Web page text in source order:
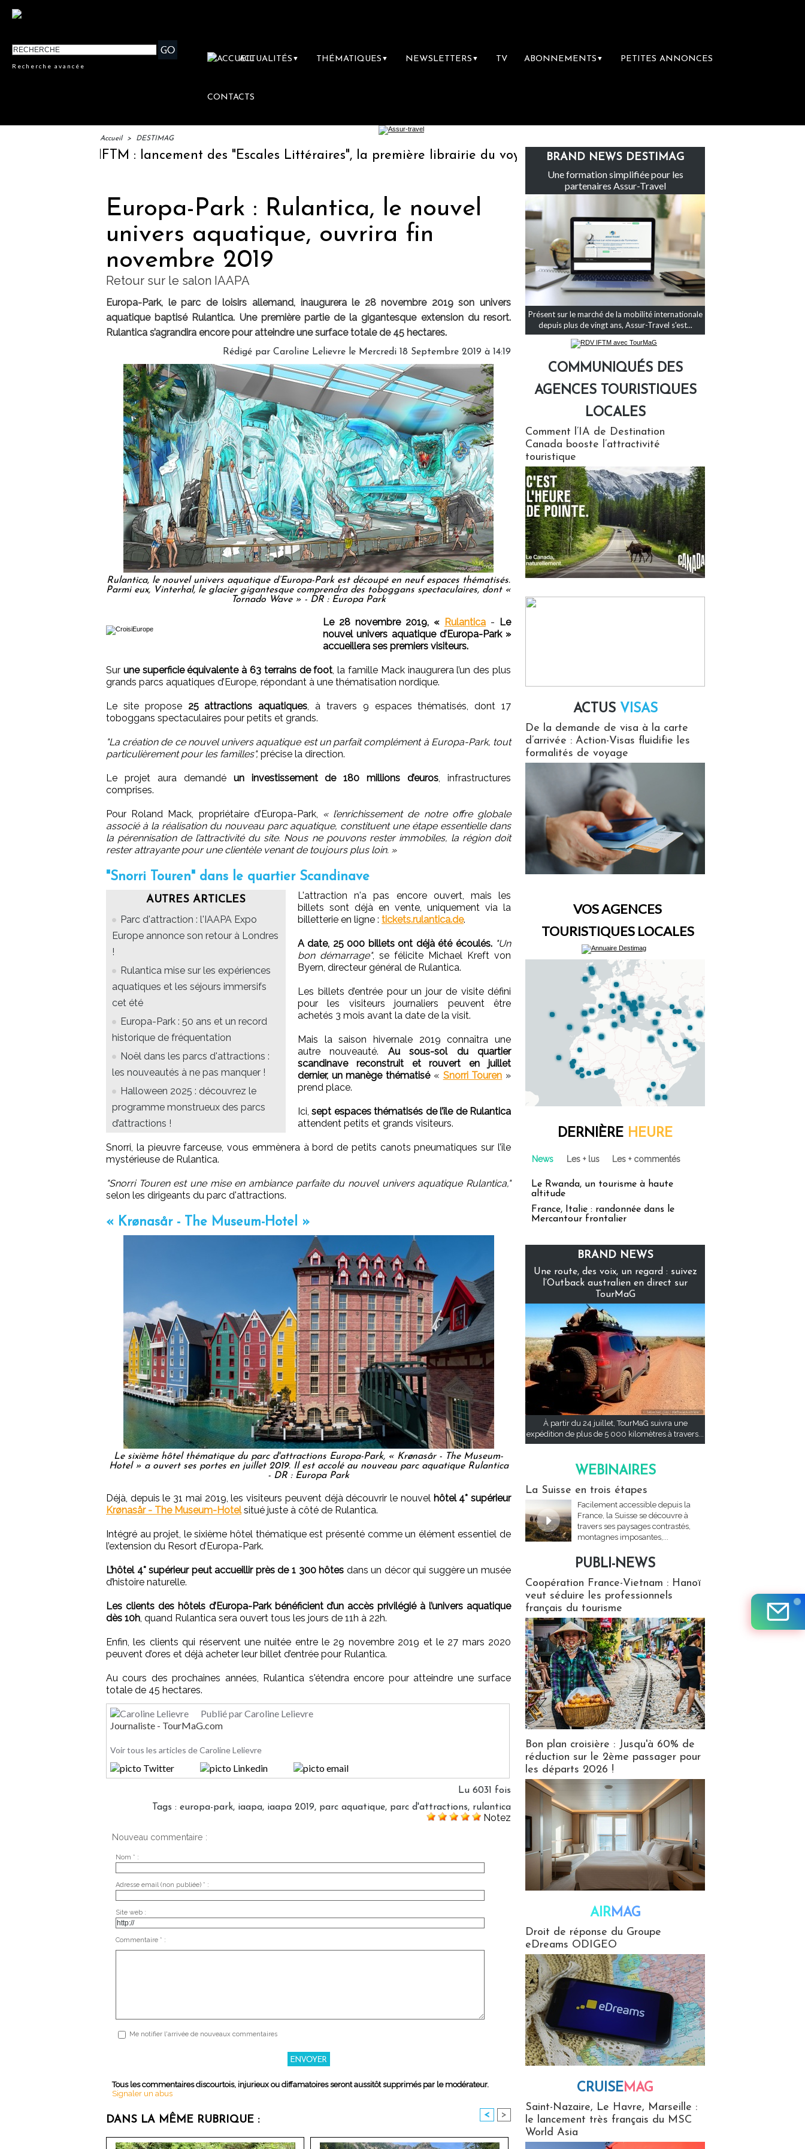
Recherche avancée
ACTUALITÉS ▼ THÉMATIQUES ▼ NEWSLETTERS ▼ TV ABONNEMENTS ▼ PETITES ANNONCES
CONTACTS
Accueil > DESTIMAG
IFTM : lancement des "Escales Littéraires", la première librairie du voyage Le groupe Sainte-Claire rachète Eden Tour
Europa-Park : Rulantica, le nouvel
univers aquatique, ouvrira fin
novembre 2019
Retour sur le salon IAAPA
Europa-Park, le parc de loisirs allemand, inaugurera le 28 novembre 2019 son univers
aquatique baptisé Rulantica. Une première partie de la gigantesque extension du resort.
Rulantica s’agrandira encore pour atteindre une surface totale de 45 hectares.
Rédigé par Caroline Lelievre le Mercredi 18 Septembre 2019 à 14:19
Rulantica, le nouvel univers aquatique d’Europa-Park est découpé en neuf espaces thématisés.
Parmi eux, Vinterhal, le glacier gigantesque comprendra des toboggans spectaculaires, dont «
Tornado Wave » - DR : Europa Park
Le 28 novembre 2019, « Rulantica - Le
nouvel univers aquatique d’Europa-Park »
accueillera ses premiers visiteurs.
Sur une superficie équivalente à 63 terrains de foot, la famille Mack inaugurera l’un des plus
grands parcs aquatiques d’Europe, répondant à une thématisation nordique.
Le site propose 25 attractions aquatiques, à travers 9 espaces thématisés, dont 17
toboggans spectaculaires pour petits et grands.
"La création de ce nouvel univers aquatique est un parfait complément à Europa-Park, tout
particulièrement pour les familles", précise la direction.
Le projet aura demandé un investissement de 180 millions d’euros, infrastructures
comprises.
Pour Roland Mack, propriétaire d’Europa-Park, « l’enrichissement de notre offre globale
associé à la réalisation du nouveau parc aquatique, constituent une étape essentielle dans
la pérennisation de l’attractivité du site. Nous ne pouvons rester immobiles, la région doit
rester attrayante pour une clientèle venant de toujours plus loin. »
"Snorri Touren" dans le quartier Scandinave
AUTRES ARTICLES
Parc d'attraction : l'IAAPA Expo
Europe annonce son retour à Londres
!
Rulantica mise sur les expériences
aquatiques et les séjours immersifs
cet été
Europa-Park : 50 ans et un record
historique de fréquentation
Noël dans les parcs d'attractions :
les nouveautés à ne pas manquer !
Halloween 2025 : découvrez le
programme monstrueux des parcs
d’attractions !
L'attraction n'a pas encore ouvert, mais les
billets sont déjà en vente, uniquement via la
billetterie en ligne : tickets.rulantica.de.
A date, 25 000 billets ont déjà été écoulés. "Un
bon démarrage", se félicite Michael Kreft von
Byern, directeur général de Rulantica.
Les billets d’entrée pour un jour de visite défini
pour les visiteurs journaliers peuvent être
achetés 3 mois avant la date de la visit.
Mais la saison hivernale 2019 connaîtra une
autre nouveauté. Au sous-sol du quartier
scandinave reconstruit et rouvert en juillet
dernier, un manège thématisé« Snorri Touren »
prend place.
Ici,sept espaces thématisés de l’île de Rulantica
attendent petits et grands visiteurs.
Snorri, la pieuvre farceuse, vous emmènera à bord de petits canots pneumatiques sur l’île
mystérieuse de Rulantica.
"Snorri Touren est une mise en ambiance parfaite du nouvel univers aquatique Rulantica,"
selon les dirigeants du parc d'attractions.
« Krønasår - The Museum-Hotel »
Le sixième hôtel thématique du parc d'attractions Europa-Park, « Krønasår - The Museum-
Hotel » a ouvert ses portes en juillet 2019. Il est accolé au nouveau parc aquatique Rulantica
- DR : Europa Park
Déjà, depuis le 31 mai 2019, les visiteurs peuvent déjà découvrir le nouvel hôtel 4* supérieur
Krønasår - The Museum-Hotelsitué juste à côté de Rulantica.
Intégré au projet, le sixième hôtel thématique est présenté comme un élément essentiel de
l’extension du Resort d’Europa-Park.
L’hôtel 4* supérieur peut accueillir près de 1 300 hôtes dans un décor qui suggère un musée
d’histoire naturelle.
Les clients des hôtels d’Europa-Park bénéficient d’un accès privilégié à l’univers aquatique
dès 10h, quand Rulantica sera ouvert tous les jours de 11h à 22h.
Enfin, les clients qui réservent une nuitée entre le 29 novembre 2019 et le 27 mars 2020
peuvent d’ores et déjà acheter leur billet d’entrée pour Rulantica.
Au cours des prochaines années, Rulantica s'étendra encore pour atteindre une surface
totale de 45 hectares.
Publié par Caroline Lelievre
Journaliste - TourMaG.com
Voir tous les articles de Caroline Lelievre
Lu 6031 fois
Tags : europa-park, iaapa, iaapa 2019, parc aquatique, parc d'attractions, rulantica
Notez
Nouveau commentaire :
Nom * :
Adresse email (non publiée) * :
Site web :
Commentaire * :
Me notifier l'arrivée de nouveaux commentaires
Tous les commentaires discourtois, injurieux ou diffamatoires seront aussitôt supprimés par le modérateur.
Signaler un abus
DANS LA MÊME RUBRIQUE : < >
BRAND NEWS DESTIMAG
Une formation simplifiée pour les
partenaires Assur-Travel
Présent sur le marché de la mobilité internationale
depuis plus de vingt ans, Assur-Travel s'est...
COMMUNIQUÉS DES
AGENCES TOURISTIQUES
LOCALES
Comment l’IA de Destination
Canada booste l’attractivité
touristique
ACTUS VISAS
De la demande de visa à la carte
d’arrivée : Action-Visas fluidifie les
formalités de voyage
VOS AGENCES
TOURISTIQUES LOCALES
DERNIÈRE HEURE
News Les + lus Les + commentés
Le Rwanda, un tourisme à haute
altitude
France, Italie : randonnée dans le
Mercantour frontalier
BRAND NEWS
Une route, des voix, un regard : suivez
l’Outback australien en direct sur
TourMaG
À partir du 24 juillet, TourMaG suivra une
expédition de plus de 5 000 kilomètres à travers...
WEBINAIRES
La Suisse en trois étapes
Facilement accessible depuis la
France, la Suisse se découvre à
travers ses paysages contrastés,
montagnes imposantes,...
PUBLI-NEWS
Coopération France-Vietnam : Hanoï
veut séduire les professionnels
français du tourisme
Bon plan croisière : Jusqu'à 60% de
réduction sur le 2ème passager pour
les départs 2026 !
AIRMAG
Droit de réponse du Groupe
eDreams ODIGEO
CRUISEMAG
Saint-Nazaire, Le Havre, Marseille :
le lancement très français du MSC
World Asia